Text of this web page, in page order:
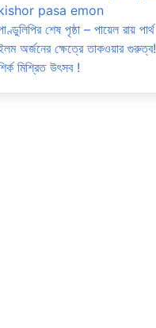
pasa emon
শেষ পৃষ্ঠা – পায়েল রায় পার্থ
অর্জনের ক্ষেত্রে তাকওয়ার গুরুত্ব!
মিশ্রিত উৎসব !